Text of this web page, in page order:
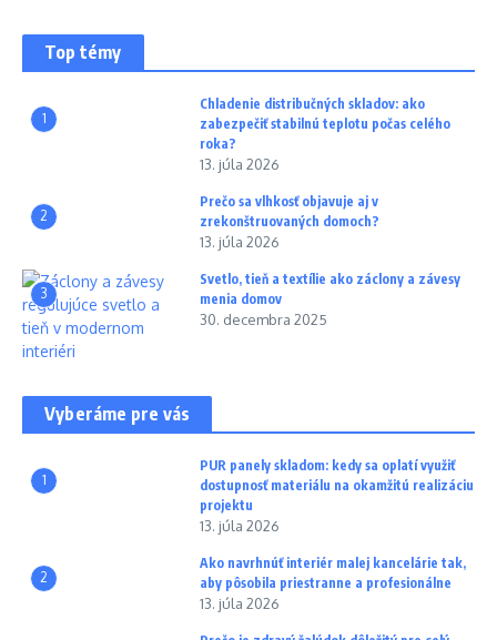
Top témy
1
Chladenie distribučných skladov: ako
zabezpečiť stabilnú teplotu počas celého
roka?
13. júla 2026
2
Prečo sa vlhkosť objavuje aj v
zrekonštruovaných domoch?
13. júla 2026
3
Svetlo, tieň a textílie ako záclony a závesy
menia domov
30. decembra 2025
Vyberáme pre vás
1
PUR panely skladom: kedy sa oplatí využiť
dostupnosť materiálu na okamžitú realizáciu
projektu
13. júla 2026
2
Ako navrhnúť interiér malej kancelárie tak,
aby pôsobila priestranne a profesionálne
13. júla 2026